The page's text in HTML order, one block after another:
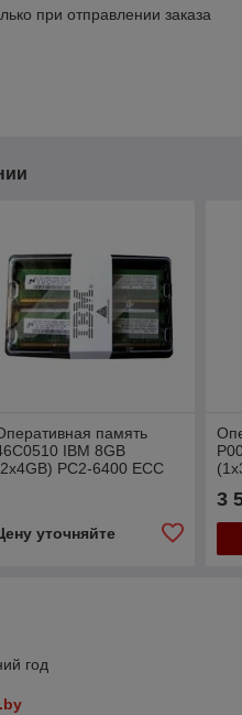
при отправлении заказа
память
IBM 8GB
PC2-6400 ECC
уточняйте
3
год